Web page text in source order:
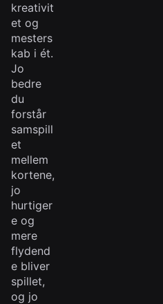
kreativit
et og
mesters
kab i ét.
Jo
bedre
du
forstår
samspill
et
mellem
kortene,
jo
hurtiger
e og
mere
flydend
e bliver
spillet,
og jo